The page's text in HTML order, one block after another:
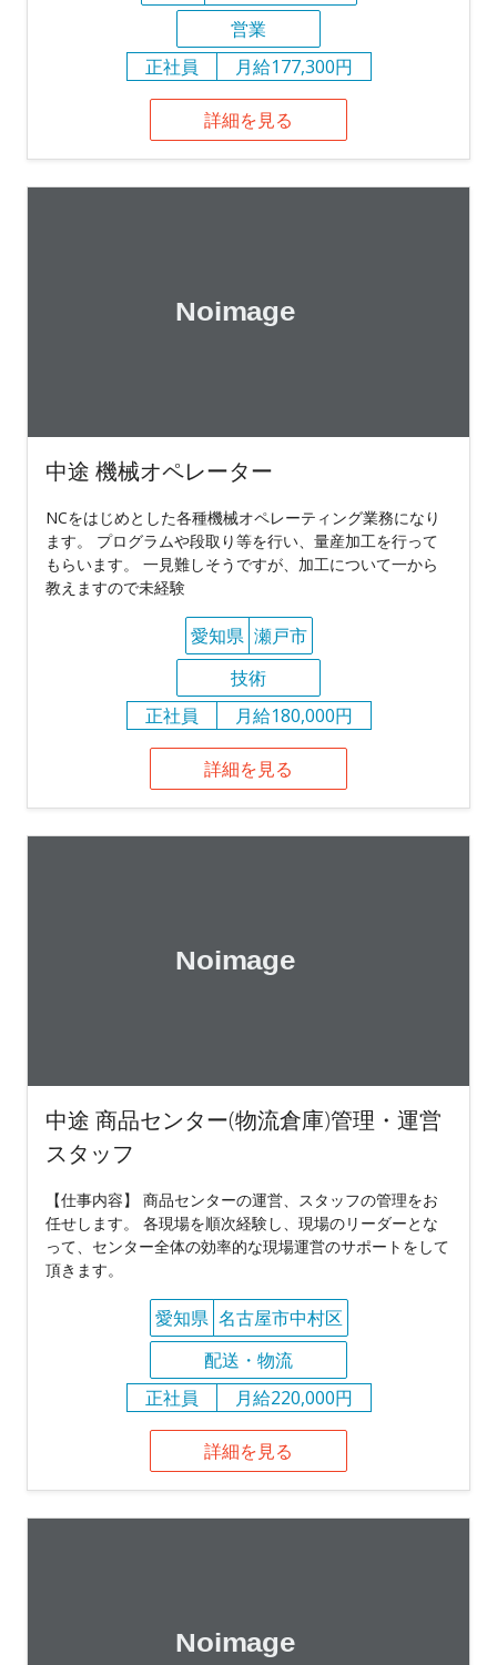
営業
正社員
月給177,300円
詳細を見る
中途 機械オペレーター
NCをはじめとした各種機械オペレーティング業務になり
ます。 プログラムや段取り等を行い、量産加工を行って
もらいます。 一見難しそうですが、加工について一から
教えますので未経験
愛知県 瀬戸市
技術
正社員
月給180,000円
詳細を見る
中途 商品センター(物流倉庫)管理・運営
スタッフ
【仕事内容】 商品センターの運営、スタッフの管理をお
任せします。 各現場を順次経験し、現場のリーダーとな
って、センター全体の効率的な現場運営のサポートをして
頂きます。
愛知県 名古屋市中村区
配送・物流
正社員
月給220,000円
詳細を見る